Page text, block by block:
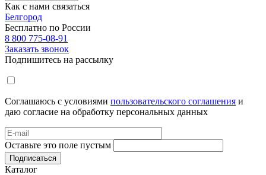
Как с нами связаться
Белгород
Бесплатно по России
8 800 775-08-91
Заказать звонок
Подпишитесь на рассылку
Соглашаюсь с условиями пользовательского соглашения и
даю согласие на обработку персональных данных
Оставьте это поле пустым
Подписаться
Каталог